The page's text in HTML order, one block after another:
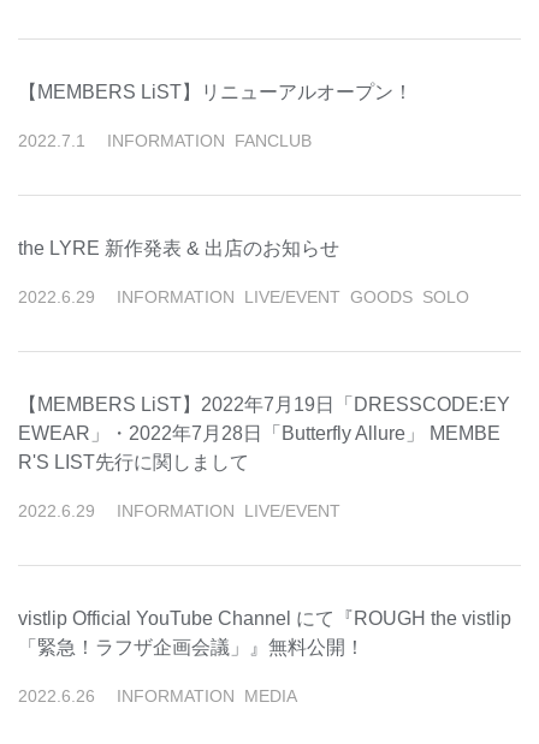
【MEMBERS LiST】リニューアルオープン！
2022 7 1 INFORMATION FANCLUB
the LYRE 新作発表 & 出店のお知らせ
2022 6 29 INFORMATION LIVE/EVENT GOODS SOLO
【MEMBERS LiST】2022年7月19日「DRESSCODE:EY
EWEAR」・2022年7月28日「Butterfly Allure」 MEMBE
R'S LIST先行に関しまして
2022 6 29 INFORMATION LIVE/EVENT
vistlip Official YouTube Channel にて『ROUGH the vistlip
「緊急！ラフザ企画会議」』無料公開！
2022 6 26 INFORMATION MEDIA